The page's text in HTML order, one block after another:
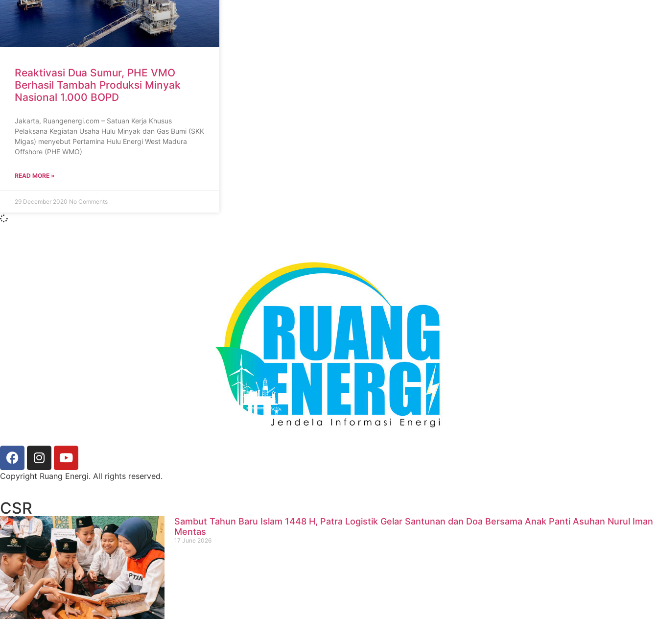
Reaktivasi Dua Sumur, PHE VMO
Berhasil Tambah Produksi Minyak
Nasional 1.000 BOPD
Jakarta, Ruangenergi.com – Satuan Kerja Khusus
Pelaksana Kegiatan Usaha Hulu Minyak dan Gas Bumi (SKK
Migas) menyebut Pertamina Hulu Energi West Madura
Offshore (PHE WMO)
READ MORE »
29 December 2020 No Comments
Copyright Ruang Energi. All rights reserved.
CSR
Sambut Tahun Baru Islam 1448 H, Patra Logistik Gelar Santunan dan Doa Bersama Anak Panti Asuhan Nurul Iman
Mentas
17 June 2026